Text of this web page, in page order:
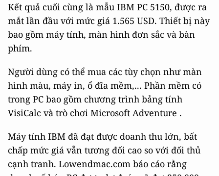
Kết quả cuối cùng là mẫu IBM PC 5150, được ra
mắt lần đầu với mức giá 1.565 USD. Thiết bị này
bao gồm máy tính, màn hình đơn sắc và bàn
phím.
Người dùng có thể mua các tùy chọn như màn
hình màu, máy in, ổ đĩa mềm,... Phần mềm có
trong PC bao gồm chương trình bảng tính
VisiCalc và trò chơi Microsoft Adventure .
Máy tính IBM đã đạt được doanh thu lớn, bất
chấp mức giá vẫn tương đối cao so với đối thủ
cạnh tranh. Lowendmac.com báo cáo rằng